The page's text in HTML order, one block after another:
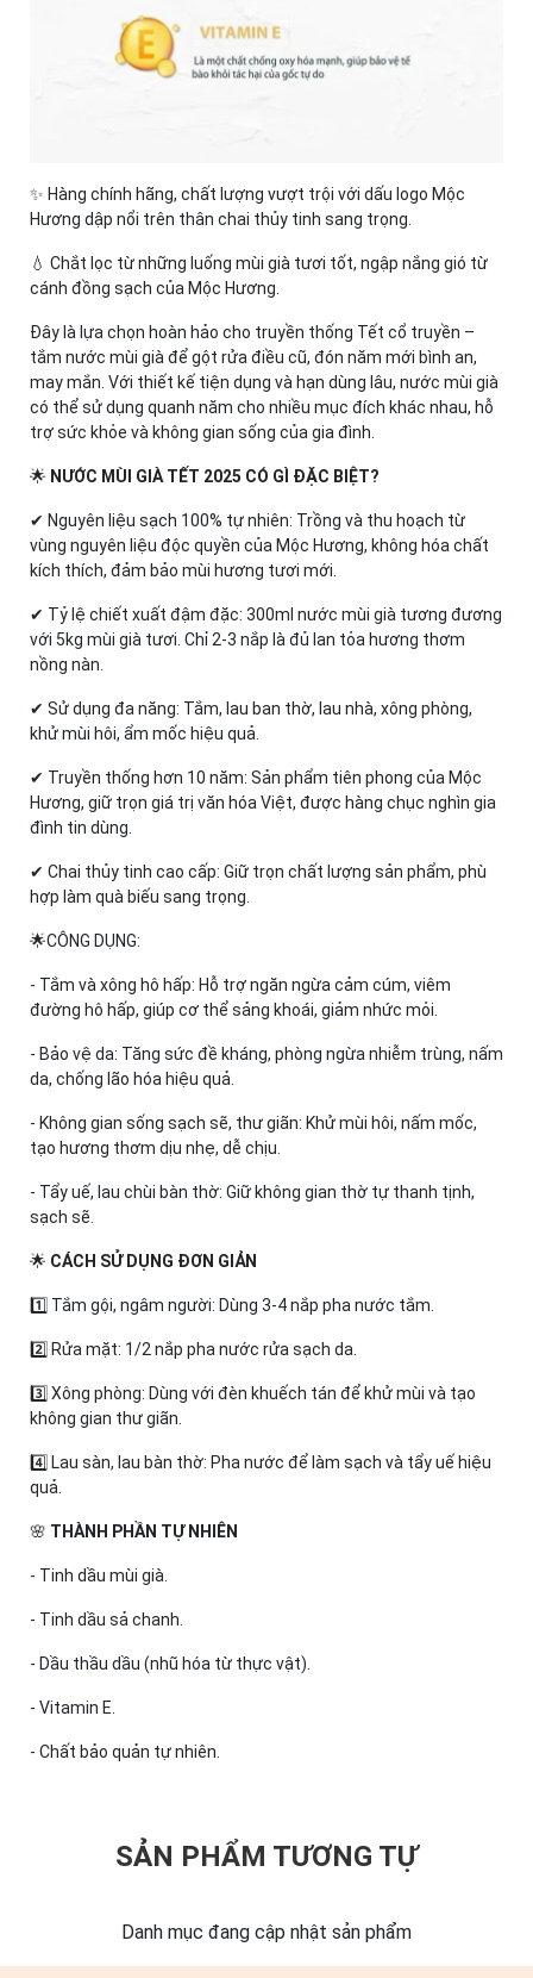
✨ Hàng chính hãng, chất lượng vượt trội với dấu logo Mộc
Hương dập nổi trên thân chai thủy tinh sang trọng.
💧 Chắt lọc từ những luống mùi già tươi tốt, ngập nắng gió từ
cánh đồng sạch của Mộc Hương.
Đây là lựa chọn hoàn hảo cho truyền thống Tết cổ truyền –
tắm nước mùi già để gột rửa điều cũ, đón năm mới bình an,
may mắn. Với thiết kế tiện dụng và hạn dùng lâu, nước mùi già
có thể sử dụng quanh năm cho nhiều mục đích khác nhau, hỗ
trợ sức khỏe và không gian sống của gia đình.
🌟 NƯỚC MÙI GIÀ TẾT 2025 CÓ GÌ ĐẶC BIỆT?
✔ Nguyên liệu sạch 100% tự nhiên: Trồng và thu hoạch từ
vùng nguyên liệu độc quyền của Mộc Hương, không hóa chất
kích thích, đảm bảo mùi hương tươi mới.
✔ Tỷ lệ chiết xuất đậm đặc: 300ml nước mùi già tương đương
với 5kg mùi già tươi. Chỉ 2-3 nắp là đủ lan tỏa hương thơm
nồng nàn.
✔ Sử dụng đa năng: Tắm, lau ban thờ, lau nhà, xông phòng,
khử mùi hôi, ẩm mốc hiệu quả.
✔ Truyền thống hơn 10 năm: Sản phẩm tiên phong của Mộc
Hương, giữ trọn giá trị văn hóa Việt, được hàng chục nghìn gia
đình tin dùng.
✔ Chai thủy tinh cao cấp: Giữ trọn chất lượng sản phẩm, phù
hợp làm quà biếu sang trọng.
🌟CÔNG DỤNG:
- Tắm và xông hô hấp: Hỗ trợ ngăn ngừa cảm cúm, viêm
đường hô hấp, giúp cơ thể sảng khoái, giảm nhức mỏi.
- Bảo vệ da: Tăng sức đề kháng, phòng ngừa nhiễm trùng, nấm
da, chống lão hóa hiệu quả.
- Không gian sống sạch sẽ, thư giãn: Khử mùi hôi, nấm mốc,
tạo hương thơm dịu nhẹ, dễ chịu.
- Tẩy uế, lau chùi bàn thờ: Giữ không gian thờ tự thanh tịnh,
sạch sẽ.
🌟 CÁCH SỬ DỤNG ĐƠN GIẢN
1️⃣ Tắm gội, ngâm người: Dùng 3-4 nắp pha nước tắm.
2️⃣ Rửa mặt: 1/2 nắp pha nước rửa sạch da.
3️⃣ Xông phòng: Dùng với đèn khuếch tán để khử mùi và tạo
không gian thư giãn.
4️⃣ Lau sàn, lau bàn thờ: Pha nước để làm sạch và tẩy uế hiệu
quả.
🌸 THÀNH PHẦN TỰ NHIÊN
- Tinh dầu mùi già.
- Tinh dầu sả chanh.
- Dầu thầu dầu (nhũ hóa từ thực vật).
- Vitamin E.
- Chất bảo quản tự nhiên.
SẢN PHẨM TƯƠNG TỰ
Danh mục đang cập nhật sản phẩm